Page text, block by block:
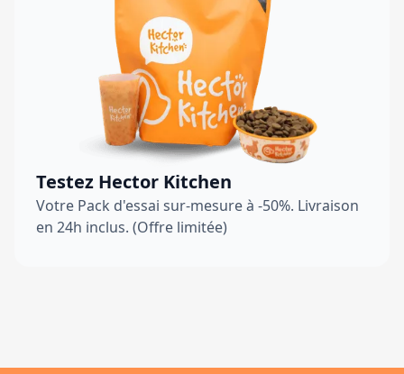
Testez Hector Kitchen
Votre Pack d'essai sur-mesure à -50%. Livraison
en 24h inclus. (Offre limitée)